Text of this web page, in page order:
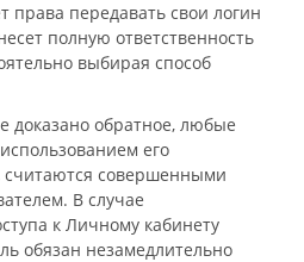
права передавать свои логин
полную ответственность
выбирая способ
доказано обратное, любые
его
считаются совершенными
В случае
к Личному кабинету
обязан незамедлительно